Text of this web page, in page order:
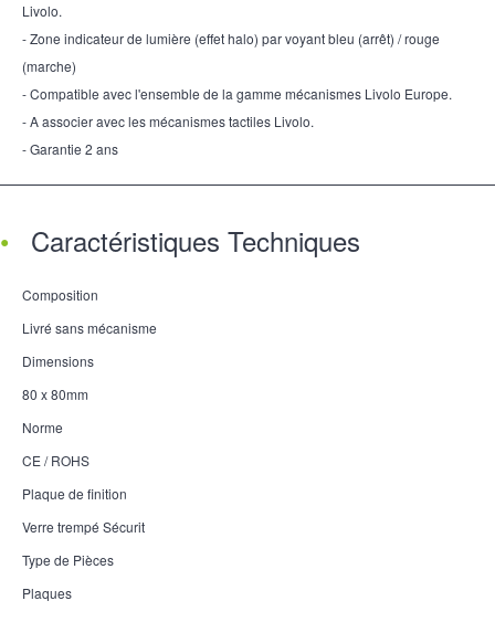
Livolo.
- Zone indicateur de lumière (effet halo) par voyant bleu (arrêt) / rouge
(marche)
- Compatible avec l'ensemble de la gamme mécanismes Livolo Europe.
- A associer avec les mécanismes tactiles Livolo.
- Garantie 2 ans
Caractéristiques Techniques
Composition
Livré sans mécanisme
Dimensions
80 x 80mm
Norme
CE / ROHS
Plaque de finition
Verre trempé Sécurit
Type de Pièces
Plaques